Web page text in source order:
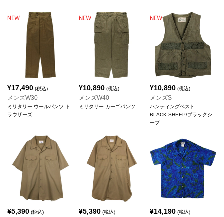
¥17,490 (税込)
メンズW30
ミリタリー ウールパンツ ト
ラウザーズ
¥10,890(税込)
メンズW40
ミリタリー カーゴパンツ
¥10,890 (税込)
メンズS
ハンティングベスト
BLACK SHEEP/ブラックシ
ープ
¥5,390 (税込) ¥5,390(税込) ¥14,190 (税込)